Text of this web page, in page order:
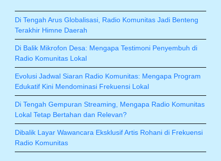
Di Tengah Arus Globalisasi, Radio Komunitas Jadi Benteng
Terakhir Himne Daerah
Di Balik Mikrofon Desa: Mengapa Testimoni Penyembuh di
Radio Komunitas Lokal
Evolusi Jadwal Siaran Radio Komunitas: Mengapa Program
Edukatif Kini Mendominasi Frekuensi Lokal
Di Tengah Gempuran Streaming, Mengapa Radio Komunitas
Lokal Tetap Bertahan dan Relevan?
Dibalik Layar Wawancara Eksklusif Artis Rohani di Frekuensi
Radio Komunitas